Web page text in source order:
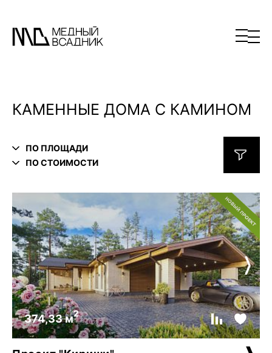
КАМЕННЫЕ ДОМА С КАМИНОМ
ПО ПЛОЩАДИ
ПО СТОИМОСТИ
374,33 м2